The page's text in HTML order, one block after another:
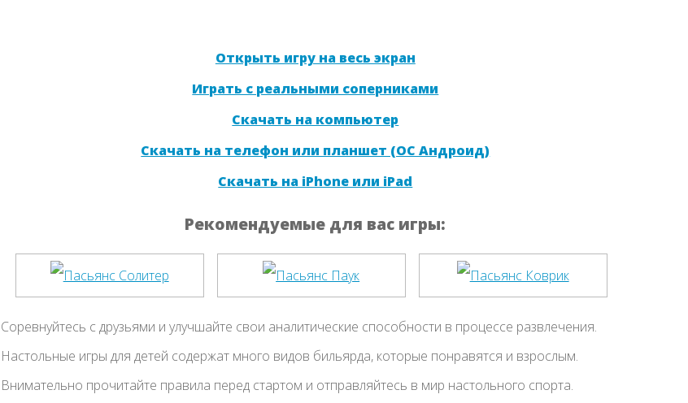
Открыть игру на весь экран
Играть с реальными соперниками
Скачать на компьютер
Скачать на телефон или планшет (ОС Андроид)
Скачать на iPhone или iPad
Рекомендуемые для вас игры:
Соревнуйтесь с друзьями и улучшайте свои аналитические способности в процессе развлечения.
Настольные игры для детей содержат много видов бильярда, которые понравятся и взрослым.
Внимательно прочитайте правила перед стартом и отправляйтесь в мир настольного спорта.